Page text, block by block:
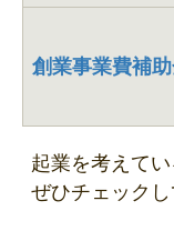
創業事業費補
起業を考えて
ぜひチェックし